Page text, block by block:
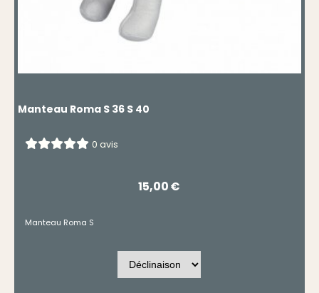
Manteau Roma S 36 S 40
0 avis
15,00€
Manteau Roma S